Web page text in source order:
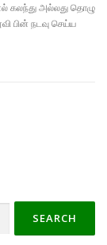
கலந்து அல்லது தொழு
பின் நடவு செய்ய